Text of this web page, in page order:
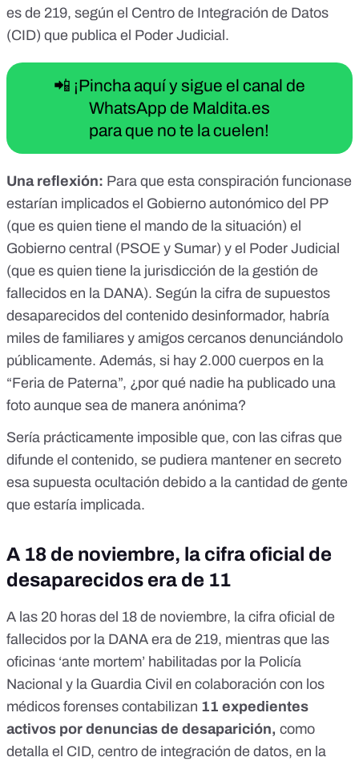
es de 219, según el Centro de Integración de Datos
(CID) que publica el Poder Judicial.
📲 ¡Pincha aquí y sigue el canal de
WhatsApp de Maldita.es
para que no te la cuelen!
Una reflexión: Para que esta conspiración funcionase
estarían implicados el Gobierno autonómico del PP
(que es quien tiene el mando de la situación) el
Gobierno central (PSOE y Sumar) y el Poder Judicial
(que es quien tiene la jurisdicción de la gestión de
fallecidos en la DANA). Según la cifra de supuestos
desaparecidos del contenido desinformador, habría
miles de familiares y amigos cercanos denunciándolo
públicamente. Además, si hay 2.000 cuerpos en la
“Feria de Paterna”, ¿por qué nadie ha publicado una
foto aunque sea de manera anónima?
Sería prácticamente imposible que, con las cifras que
difunde el contenido, se pudiera mantener en secreto
esa supuesta ocultación debido a la cantidad de gente
que estaría implicada.
A 18 de noviembre, la cifra oficial de
desaparecidos era de 11
A las 20 horas del 18 de noviembre, la cifra oficial de
fallecidos por la DANA era de 219, mientras que las
oficinas ‘ante mortem’ habilitadas por la Policía
Nacional y la Guardia Civil en colaboración con los
médicos forenses contabilizan 11 expedientes
activos por denuncias de desaparición, como
detalla el CID, centro de integración de datos, en la